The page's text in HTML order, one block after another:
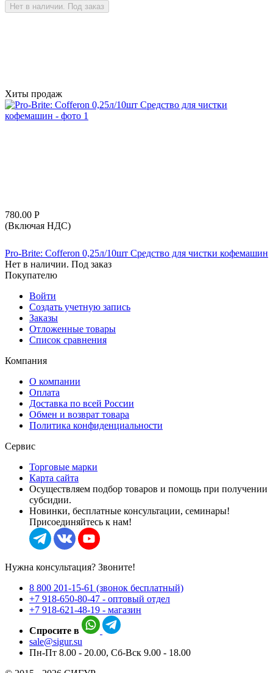
Нет в наличии. Под заказ
Хиты продаж
780.00 Р
(Включая НДС)
Pro-Brite: Cofferon 0,25л/10шт Средство для чистки кофемашин
Нет в наличии. Под заказ
Покупателю
Войти
Создать учетную запись
Заказы
Отложенные товары
Список сравнения
Компания
О компании
Оплата
Доставка по всей России
Обмен и возврат товара
Политика конфиденциальности
Сервис
Торговые марки
Карта сайта
Осуществляем подбор товаров и помощь при получении
субсидии.
Новинки, бесплатные консультации, семинары!
Присоединяйтесь к нам!
Нужна консультация? Звоните!
8 800 201-15-61 (звонок бесплатный)
+7 918-650-80-47 - оптовый отдел
+7 918-621-48-19 - магазин
Спросите в
sale@sigur.su
Пн-Пт 8.00 - 20.00, Сб-Вск 9.00 - 18.00